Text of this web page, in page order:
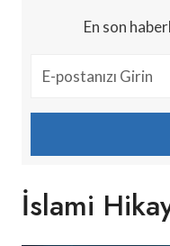
En son
İslami